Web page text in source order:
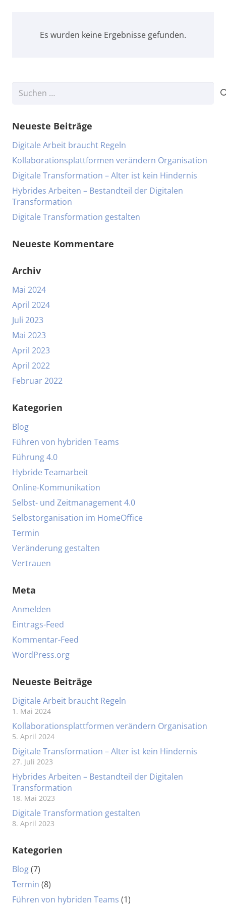
Es wurden keine Ergebnisse gefunden.
Suchen
Neueste Beiträge
Digitale Arbeit braucht Regeln
Kollaborationsplattformen verändern Organisation
Digitale Transformation – Alter ist kein Hindernis
Hybrides Arbeiten – Bestandteil der Digitalen
Transformation
Digitale Transformation gestalten
Neueste Kommentare
Archiv
Mai 2024
April 2024
Juli 2023
Mai 2023
April 2023
April 2022
Februar 2022
Kategorien
Blog
Führen von hybriden Teams
Führung 4.0
Hybride Teamarbeit
Online-Kommunikation
Selbst- und Zeitmanagement 4.0
Selbstorganisation im HomeOffice
Termin
Veränderung gestalten
Vertrauen
Meta
Anmelden
Eintrags-Feed
Kommentar-Feed
WordPress.org
Neueste Beiträge
Digitale Arbeit braucht Regeln
1. Mai 2024
Kollaborationsplattformen verändern Organisation
5. April 2024
Digitale Transformation – Alter ist kein Hindernis
27. Juli 2023
Hybrides Arbeiten – Bestandteil der Digitalen
Transformation
18. Mai 2023
Digitale Transformation gestalten
8. April 2023
Kategorien
Blog(7)
Termin (8)
Führen von hybriden Teams (1)